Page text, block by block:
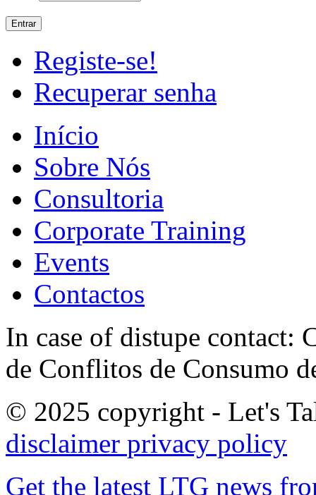
Registe-se!
Recuperar senha
Início
Sobre Nós
Consultoria
Corporate Training
Events
Contactos
In case of distupe contact:
de Conflitos de Consumo
© 2025 copyright - Let's
disclaimer privacy policy
Get the latest LTG news